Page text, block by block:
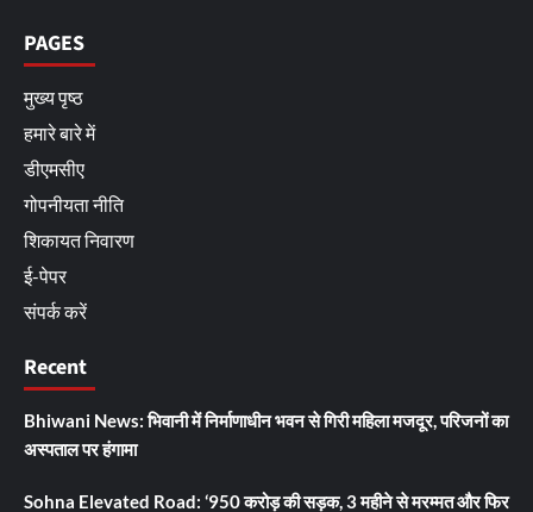
PAGES
मुख्य पृष्ठ
हमारे बारे में
डीएमसीए
गोपनीयता नीति
शिकायत निवारण
ई-पेपर
संपर्क करें
Recent
Bhiwani News: भिवानी में निर्माणाधीन भवन से गिरी महिला मजदूर, परिजनों का
अस्पताल पर हंगामा
Sohna Elevated Road: ‘950 करोड़ की सड़क, 3 महीने से मरम्मत और फिर